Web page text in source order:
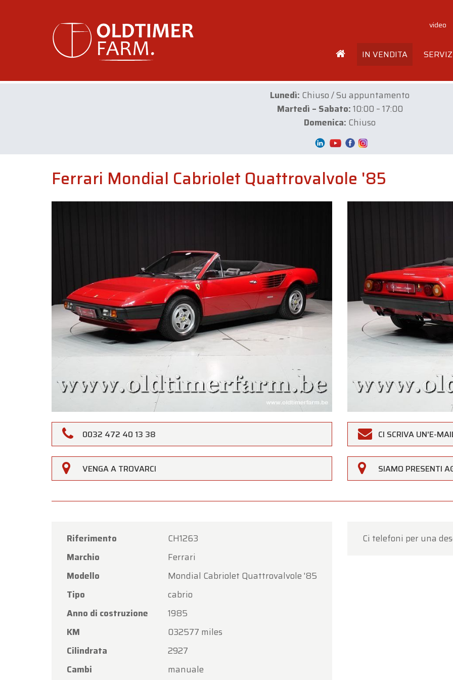
video
IN VENDITA
Lunedì: Chiuso / Su appuntamento
Martedì – Sabato:10:00 – 17:00
Domenica: Chiuso
Ferrari Mondial Cabriolet Quattrovalvole '85
0032 472 40 13 38 CI SCRIVA UN'E-
VENGA A TROVARCI SIAMO PRESENTI
Riferimento
CH1263
Marchio
Ferrari
Modello
Mondial Cabriolet Quattrovalvole '85
Tipo
cabrio
Anno di costruzione
1985
KM
032577 miles
Cilindrata
2927
Cambi
manuale
Ci telefoni per una
Gentili Clienti,
Oldtimerfarm saràchiusa sabato 15 agostoin occasione della
Lunedì 17 agosto
aperti esclusivamente su
nuovamente presso Oldtimerfarm!